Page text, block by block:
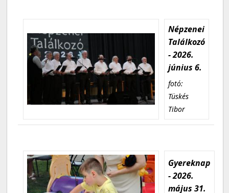
Népzenei
Találkozó
- 2026.
június 6.
fotó:
Tüskés
Tibor
Gyereknap
- 2026.
május 31.